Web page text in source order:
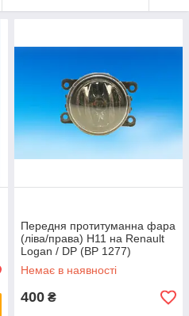
Передня протитуманна фара
(ліва/права) H11 на Renault
Logan / DP (BP 1277)
Немає в наявності
400 ₴